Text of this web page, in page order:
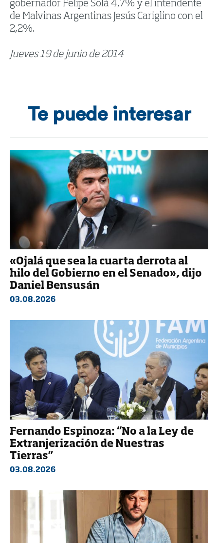
gobernador Felipe Solá 4,7% y el intendente
de Malvinas Argentinas Jesús Cariglino con el
2,2%.
Jueves 19 de junio de 2014
Te puede interesar
«Ojalá que sea la cuarta derrota al
hilo del Gobierno en el Senado», dijo
Daniel Bensusán
03.08.2026
Fernando Espinoza: “No a la Ley de
Extranjerización de Nuestras
Tierras”
03.08.2026